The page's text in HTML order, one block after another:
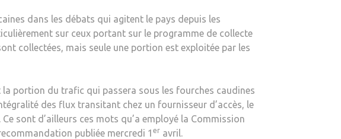
dans les débats qui agitent le pays depuis les
sur ceux portant sur le programme de collecte
collectées, mais seule une portion est exploitée par les
portion du trafic qui passera sous les fourches caudines
des flux transitant chez un fournisseur d’accès, le
sont d’ailleurs ces mots qu’a employé la Commission
publiée mercredi 1 er avril.